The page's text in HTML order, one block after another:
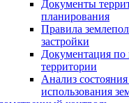
Документы
планирования
Правила
застройки
Документация
территории
Анализ
использования